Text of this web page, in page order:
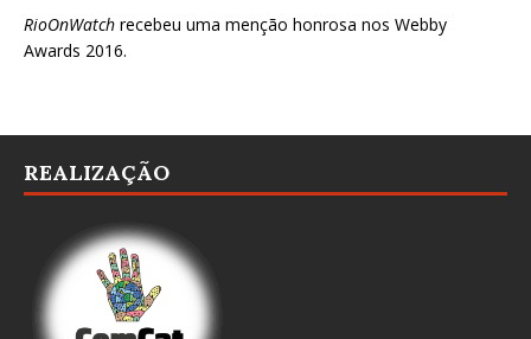
RioOnWatch recebeu uma menção honrosa nos Webby
Awards 2016.
REALIZAÇÃO